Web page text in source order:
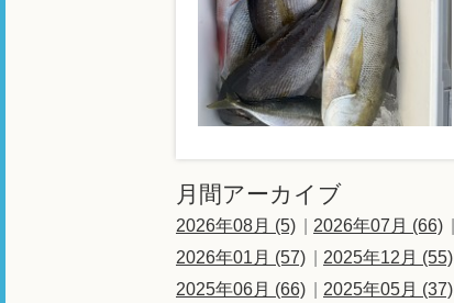
月間アーカイブ
2026年08月 (5) 2026年07月 (66)
2026年01月 (57)
2025年12月 (55)
2025年06月 (66)
2025年05月 (37)